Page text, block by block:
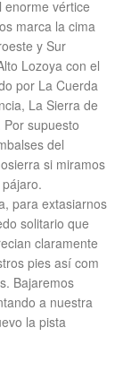
enorme vértice
marca la cima
y Sur
Lozoya con el
por La Cuerda
La Sierra de
supuesto
del
si miramos
para extasiarnos
solitario que
claramente
pies así com
Bajaremos
a nuestra
la pista